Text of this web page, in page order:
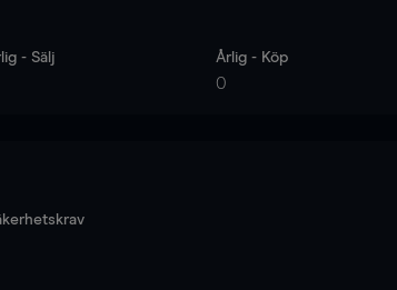
- Sälj Årlig - Köp
0